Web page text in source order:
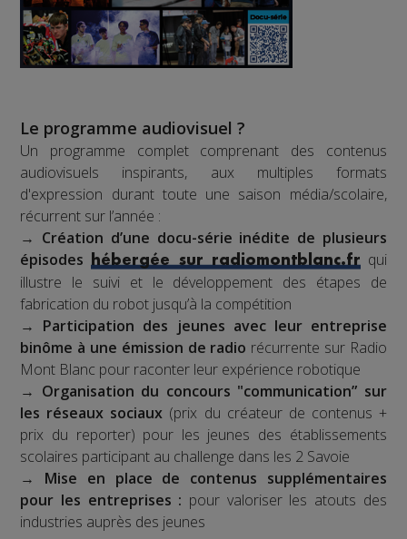
Le programme audiovisuel ?
Un programme complet comprenant des contenus
audiovisuels inspirants, aux multiples formats
d'expression durant toute une saison média/scolaire,
récurrent sur l’année :
→ Création d’une docu-série inédite de plusieurs
épisodes hébergée sur radiomontblanc.frqui
illustre le suivi et le développement des étapes de
fabrication du robot jusqu’à la compétition
→ Participation des jeunes avec leur entreprise
binôme à une émission de radio récurrente sur Radio
Mont Blanc pour raconter leur expérience robotique
→ Organisation du concours "communication” sur
les réseaux sociaux (prix du créateur de contenus +
prix du reporter) pour les jeunes des établissements
scolaires participant au challenge dans les 2 Savoie
→ Mise en place de contenus supplémentaires
pour les entreprises : pour valoriser les atouts des
industries auprès des jeunes